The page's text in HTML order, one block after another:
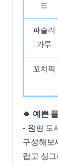
드
파슬리
가루
꼬치픽
🍀 예쁜
- 원형 도
구성해보
럽고 싱